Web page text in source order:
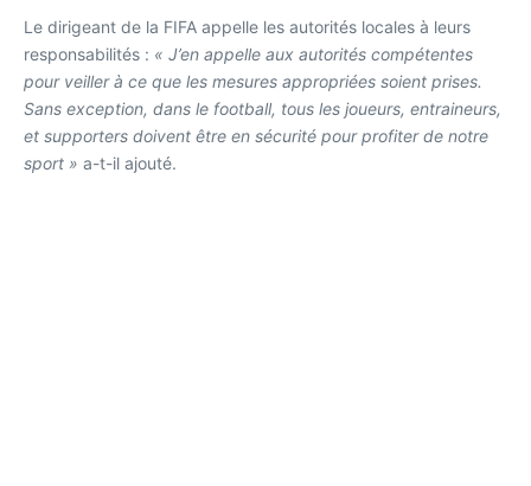
Le dirigeant de la FIFA appelle les autorités locales à leurs
responsabilités : « J’en appelle aux autorités compétentes
pour veiller à ce que les mesures appropriées soient prises.
Sans exception, dans le football, tous les joueurs, entraineurs,
et supporters doivent être en sécurité pour profiter de notre
sport » a-t-il ajouté.